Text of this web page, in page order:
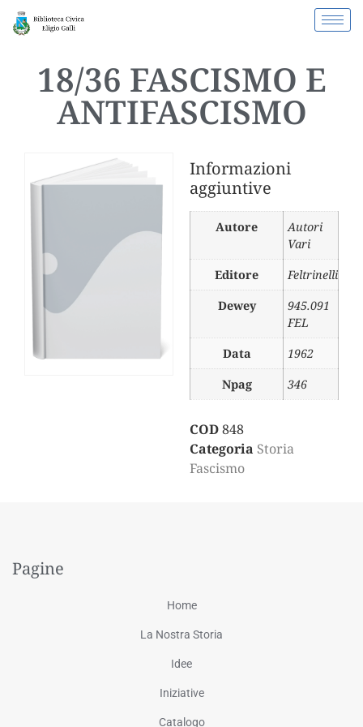
18/36 FASCISMO E
ANTIFASCISMO
Informazioni
aggiuntive
Autore
Autori
Vari
Editore
Feltrinelli
Dewey
945.091
FEL
Data
1962
Npag
346
COD848
Categoria Storia
Fascismo
Pagine
Home
La Nostra Storia
Idee
Iniziative
Catalogo